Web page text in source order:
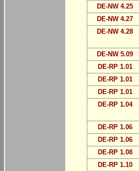
DE-NW 4.25
DE-NW 4.27
DE-NW 4.28
DE-NW 5.09
DE-RP 1.01
DE-RP 1.01
DE-RP 1.01
DE-RP 1.04
DE-RP 1.06
DE-RP 1.06
DE-RP 1.08
DE-RP 1.10